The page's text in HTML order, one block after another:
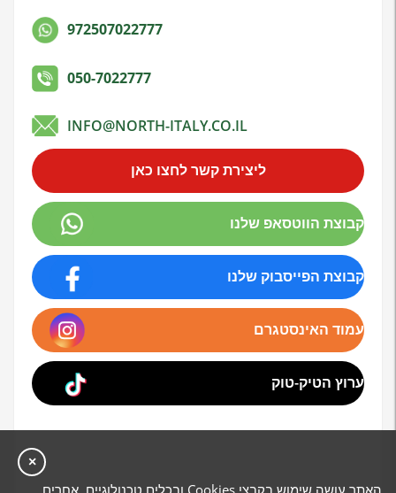
972507022777
050-7022777
INFO@NORTH-ITALY.CO.IL
ליצירת קשר לחצו כאן
קבוצת הווטסאפ שלנו
קבוצת הפייסבוק שלנו
עמוד האינסטגרם
ערוץ הטיק-טוק
×
האתר עושה שימוש בקבצי Cookies ובכלים טכנולוגיים אחרים